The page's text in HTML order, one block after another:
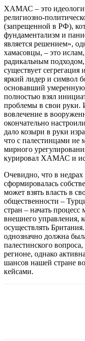
ХАМАС – это
религиозно-
(запрещенной в РФ),
фундаментализм и
является решением»,
хамасовцы, – это
радикальным
существует
яркий лидер и символ
основавший
полностью взял
проблемы в свои руки.
вовлечение в
окончательно
дало козыри в руки
что с палестинцами не
мирного
курировал ХАМАС и
Очевидно, что в недрах
сформировалась
может взять власть в
общественности –
стран – начать
внешнего управления,
осуществлять
однозначно должна
палестинского
регионе, однако
шансов нашей стране
кейсами.